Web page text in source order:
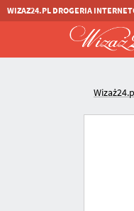
WIZAZ24.PL DROGERIA